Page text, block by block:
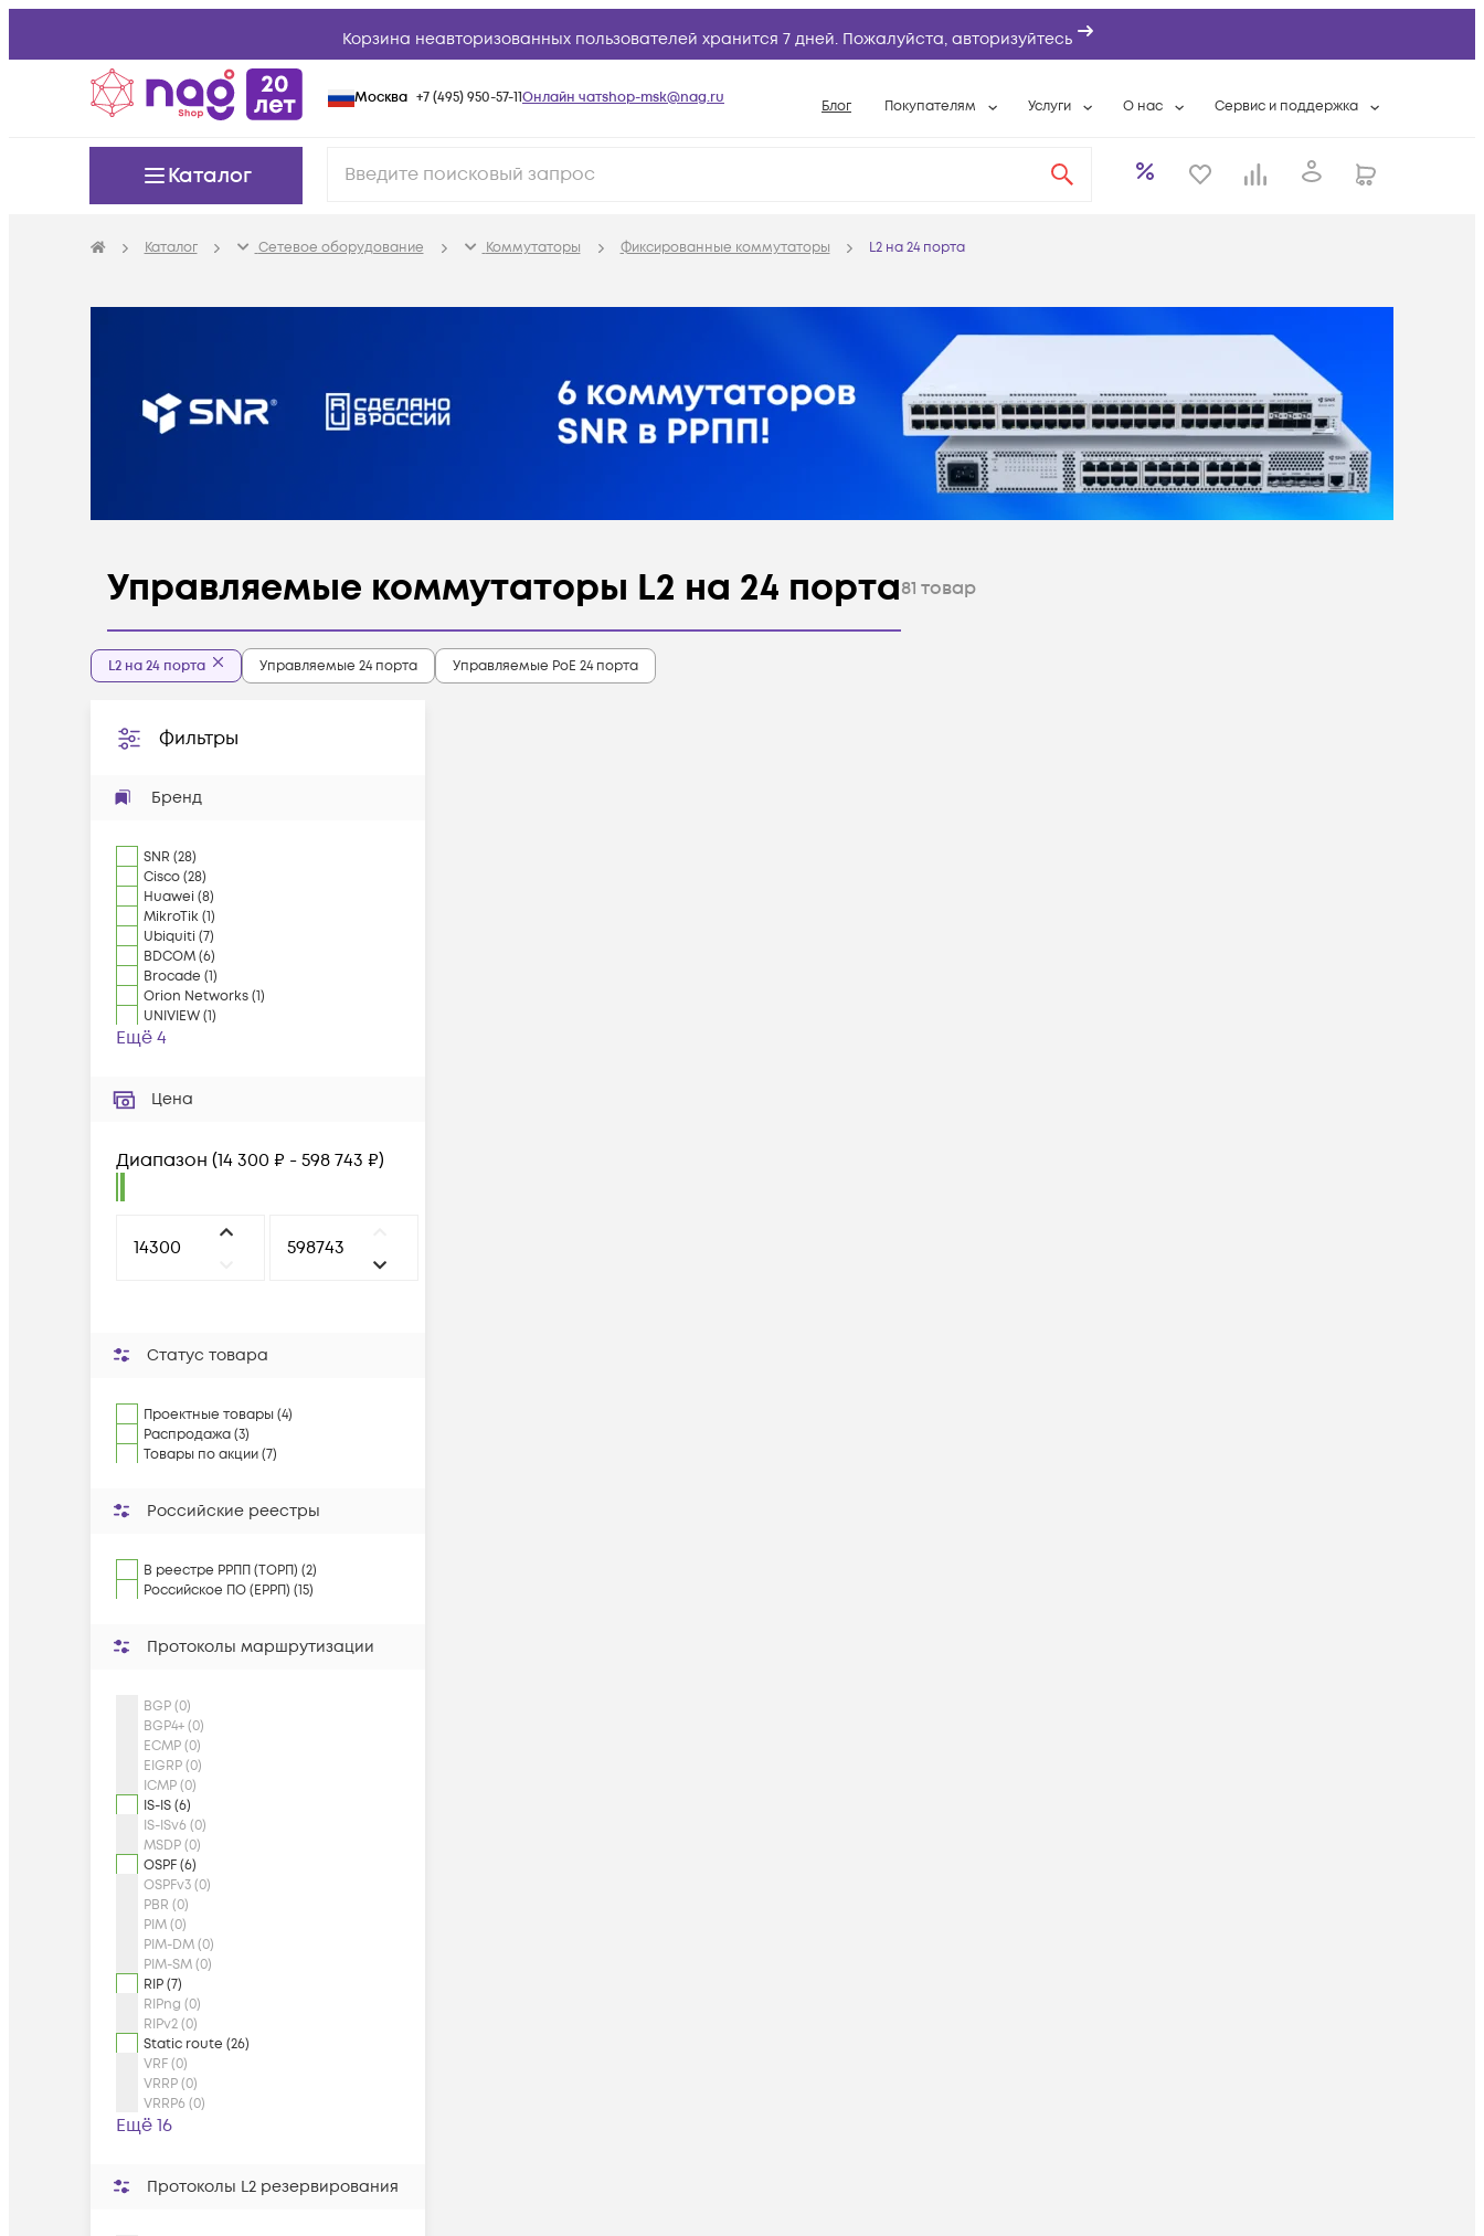
Корзина неавторизованных пользователей хранится 7 дней. Пожалуйста, авторизуйтесь
Москва +7 (495) 950-57-11Онлайн чатshop-msk@nag.ru Блог Покупателям
Условия доставки
Возврат товара
Вопросы и ответы
База знаний
Конфигураторы
Услуги
Системная интеграция
О нас
Контактная информация
Вакансии
Сервис и поддержка
Контакты сервисных центров
Условия оказания услуг
Каталог
Каталог Сетевое оборудование Коммутаторы Фиксированные коммутаторы L2 на 24 порта
Управляемые коммутаторы L2 на 24 порта81 товар
Фильтры
Бренд
SNR (28)
Cisco(28)
Huawei (8)
MikroTik(1)
Ubiquiti (7)
BDCOM(6)
Brocade (1)
Orion Networks(1)
UNIVIEW(1)
Ещё 4
Цена
Диапазон (14 300 ₽ - 598 743 ₽)
Статус товара
Проектные товары (4)
Распродажа (3)
Товары по акции (7)
Российские реестры
В реестре РРПП (ТОРП) (2)
Российское ПО (ЕРРП) (15)
Протоколы маршрутизации
BGP (0)
BGP4+ (0)
ECMP (0)
EIGRP (0)
ICMP (0)
IS-IS (6)
IS-ISv6 (0)
MSDP (0)
OSPF (6)
OSPFv3 (0)
PBR (0)
PIM (0)
PIM-DM (0)
PIM-SM (0)
RIP (7)
RIPng (0)
RIPv2 (0)
Static route (26)
VRF (0)
VRRP (0)
VRRP6 (0)
Ещё 16
Протоколы L2 резервирования
L2 на 24 порта Управляемые 24 порта Управляемые PoE 24 порта